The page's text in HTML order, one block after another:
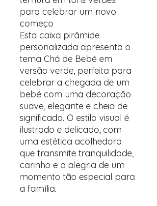
para celebrar um novo
começo
Esta caixa pirâmide
personalizada apresenta o
tema Chá de Bebé em
versão verde, perfeita para
celebrar a chegada de um
bebé com uma decoração
suave, elegante e cheia de
significado. O estilo visual é
ilustrado e delicado, com
uma estética acolhedora
que transmite tranquilidade,
carinho e a alegria de um
momento tão especial para
a família.